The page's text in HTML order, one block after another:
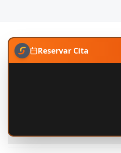
Reservar Cita
Potenciando el futuro con
desarrollo de
APIs y Precios